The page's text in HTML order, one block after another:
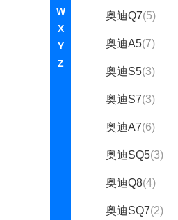
W
X
Y
Z
奥迪Q7(5)
奥迪A5(7)
奥迪S5(3)
奥迪S7(3)
奥迪A7(6)
奥迪SQ5(3)
奥迪Q8(4)
奥迪SQ7(2)